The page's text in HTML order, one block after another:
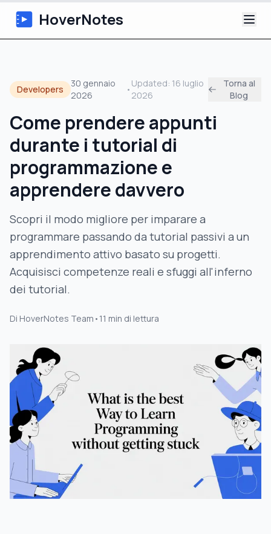
HoverNotes
Extension
Appunti Video IA
Tutorial
Chi siamo
Blog
Developers
30 gennaio
2026
•
Updated: 16 luglio
2026
Torna al
Blog
Come prendere appunti
durante i tutorial di
programmazione e
apprendere davvero
Scopri il modo migliore per imparare a
programmare passando da tutorial passivi a un
apprendimento attivo basato su progetti.
Acquisisci competenze reali e sfuggi all'inferno
dei tutorial.
Di HoverNotes Team • 11 min di lettura